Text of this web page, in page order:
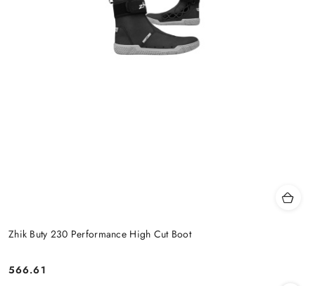
Zhik Buty 230 Performance High Cut Boot
Cena:
566.61